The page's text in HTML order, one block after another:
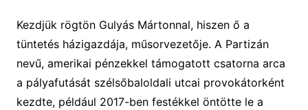
Kezdjük rögtön Gulyás Mártonnal, hiszen ő a
tüntetés házigazdája, műsorvezetője. A Partizán
nevű, amerikai pénzekkel támogatott csatorna arca
a pályafutását szélsőbaloldali utcai provokátorként
kezdte, például 2017-ben festékkel öntötte le a